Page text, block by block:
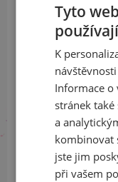
Sledujte
Tyto
K
Informace o
stránek
a
kombinovat
jste jim
při vašem